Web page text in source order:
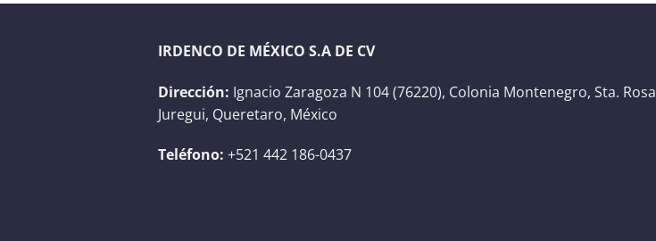
IRDENCO DE MÉXICO S.A DE CV
Dirección: Ignacio Zaragoza N 104 (76220), Colonia Montenegro, Sta. Rosa
Juregui, Queretaro, México
Teléfono: +521 442 186-0437